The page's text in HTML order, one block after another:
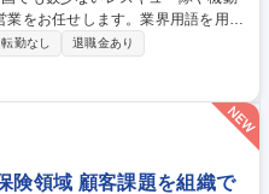
をお任せします。業界用語を用い
す。経験を積み、設計積算や建築
STEP2：設計事務所にアポイント
計事務所から要求のあった各種資
動を行う。 受注後は、社内技術部
転勤なし
退職金あり
険領域 顧客課題を組織で